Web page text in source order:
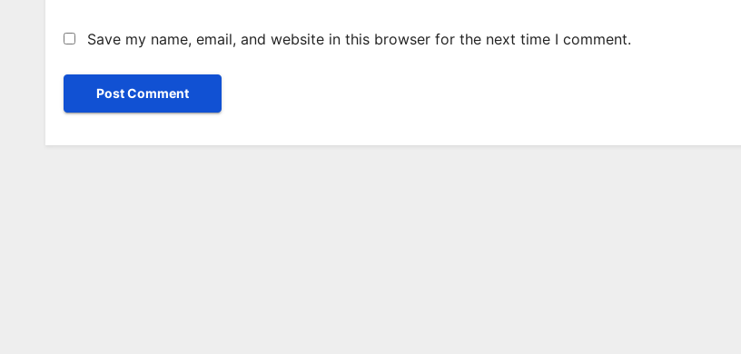
Save my name, email, and website in this browser for the next time I comment.